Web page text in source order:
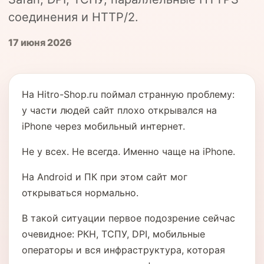
соединения и HTTP/2.
17 июня 2026
На Hitro-Shop.ru поймал странную проблему:
у части людей сайт плохо открывался на
iPhone через мобильный интернет.
Не у всех. Не всегда. Именно чаще на iPhone.
На Android и ПК при этом сайт мог
открываться нормально.
В такой ситуации первое подозрение сейчас
очевидное: РКН, ТСПУ, DPI, мобильные
операторы и вся инфраструктура, которая